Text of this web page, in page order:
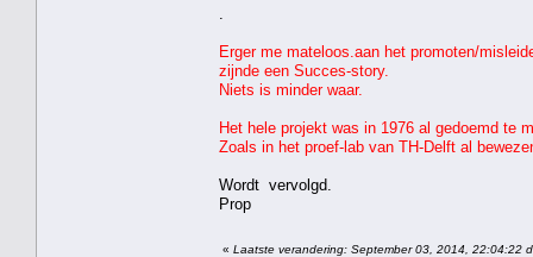
Erger me mateloos.aan het promoten/
zijnde een Succes-story.
Niets is minder waar.
Het hele projekt was in 1976 al gedoemd te
Zoals in het proef-lab van TH-Delft al
Wordt vervolgd.
Prop
« Laatste verandering: September 03, 2014, 22:04:22